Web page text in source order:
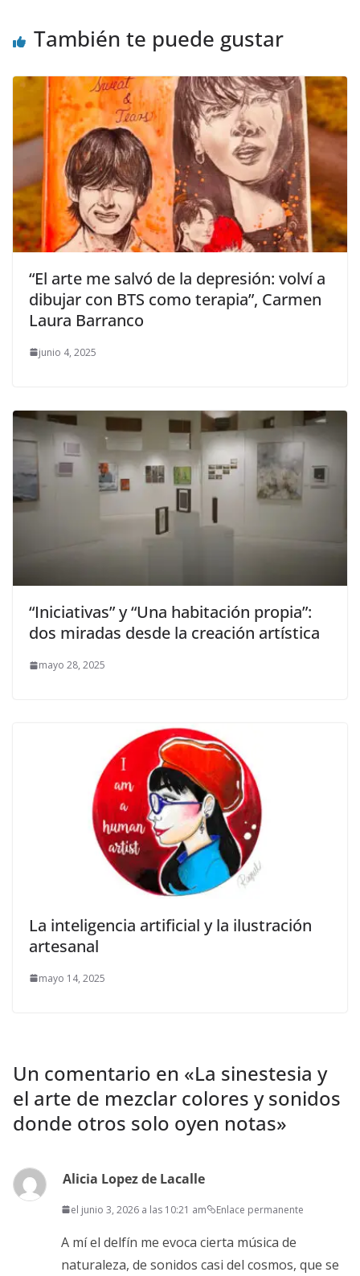
También te puede gustar
“El arte me salvó de la depresión: volví a
dibujar con BTS como terapia”, Carmen
Laura Barranco
junio 4, 2025
“Iniciativas” y “Una habitación propia”:
dos miradas desde la creación artística
mayo 28, 2025
La inteligencia artificial y la ilustración
artesanal
mayo 14, 2025
Un comentario en «La sinestesia y
el arte de mezclar colores y sonidos
donde otros solo oyen notas»
Alicia Lopez de Lacalle
el junio 3, 2026 a las 10:21 am Enlace permanente
A mí el delfín me evoca cierta música de
naturaleza, de sonidos casi del cosmos, que se